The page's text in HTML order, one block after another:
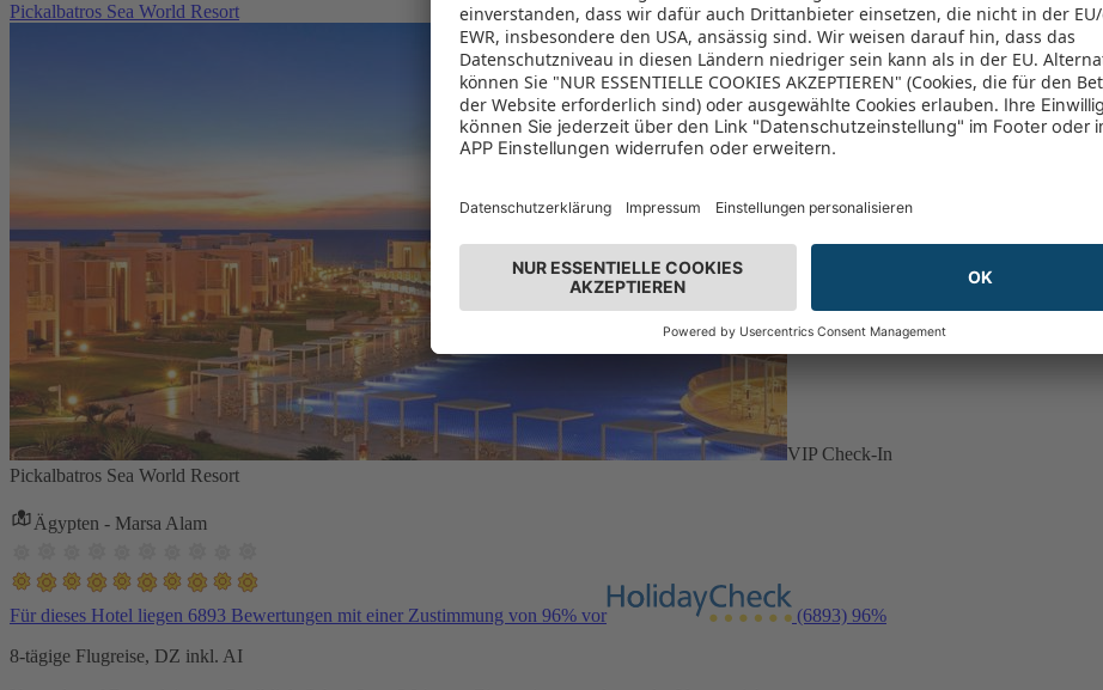
Pickalbatros Sea World Resort
VIP Check-In
Pickalbatros Sea World Resort
Ägypten - Marsa Alam
Für dieses Hotel liegen 6893 Bewertungen mit einer Zustimmung von 96% vor (6893) 96%
8-tägige Flugreise, DZ inkl. AI